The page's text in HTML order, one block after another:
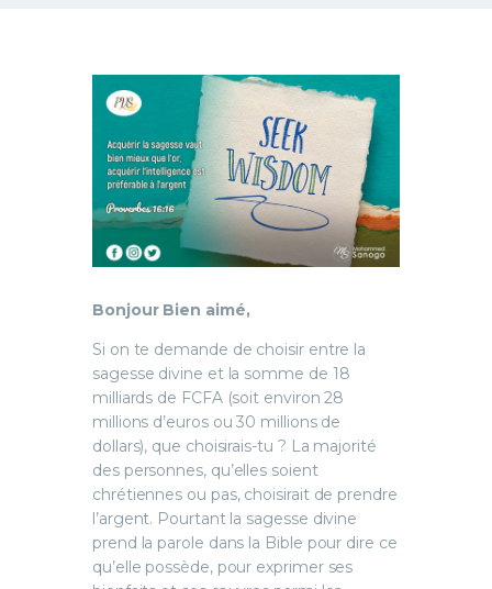
Bonjour Bien aimé,
Si on te demande de choisir entre la
sagesse divine et la somme de 18
milliards de FCFA (soit environ 28
millions d’euros ou 30 millions de
dollars), que choisirais-tu ? La majorité
des personnes, qu’elles soient
chrétiennes ou pas, choisirait de prendre
l’argent. Pourtant la sagesse divine
prend la parole dans la Bible pour dire ce
qu’elle possède, pour exprimer ses